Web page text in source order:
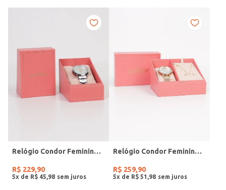
Relógio Condor Feminino PRATA
R$ 229,90
5x de R$ 45 98
Relógio Condor Feminino DOURADO
R$ 259,90
5x de R$ 51 98